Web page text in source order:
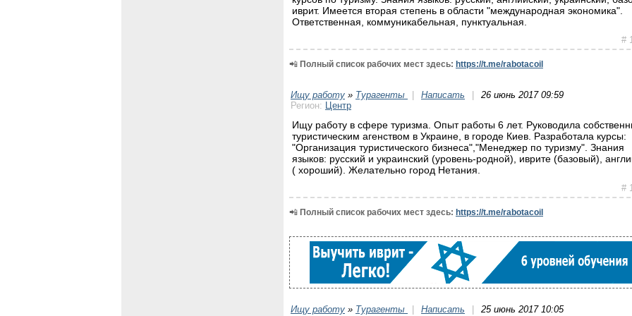
иврит. Имеется вторая степень в области "международная экономика".
Ответственная, коммуникабельная, пунктуальная.
#
📲 Полный список рабочих мест здесь: https://t.me/rabotacoil
Ищу работу » Турагенты | Написать |
26 июнь 2017 09:59
Регион: Центр
Ищу работу в сфере туризма. Опыт работы 6 лет. Руководила
туристическим агенством в Украине, в городе Киев. Разработала курсы:
"Организация туристического бизнеса","Менеджер по туризму". Знания
языков: русский и украинский (уровень-родной), иврите (базовый),
( хороший). Желательно город Нетания.
#
📲 Полный список рабочих мест здесь: https://t.me/rabotacoil
Ищу работу » Турагенты | Написать |
25 июнь 2017 10:05